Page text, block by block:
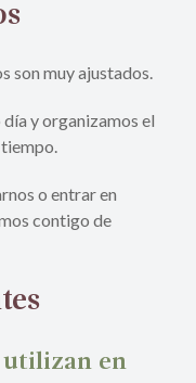
son muy ajustados.
y organizamos el
o entrar en
contigo de
utilizan en